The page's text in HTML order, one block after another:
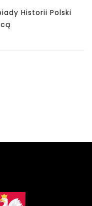
Historii Polski